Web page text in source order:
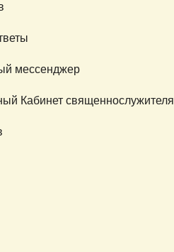
мессенджер
Кабинет священнослужителя